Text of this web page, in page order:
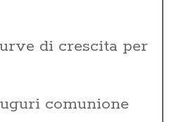
di crescita per
comunione